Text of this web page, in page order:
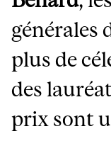
générales
plus de
des
prix sont